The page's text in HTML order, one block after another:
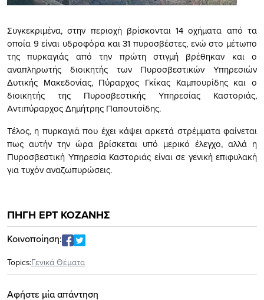
Συγκεκριμένα, στην περιοχή βρίσκονται 14 οχήματα από τα
οποία 9 είναι υδροφόρα και 31 πυροσβέστες, ενώ στο μέτωπο
της πυρκαγιάς από την πρώτη στιγμή βρέθηκαν και ο
αναπληρωτής διοικητής των Πυροσβεστικών Υπηρεσιών
Δυτικής Μακεδονίας, Πύραρχος Γκίκας Καμπουρίδης και ο
διοικητής της Πυροσβεστικής Υπηρεσίας Καστοριάς,
Αντιπύραρχος Δημήτρης Παπουτσίδης.
Τέλος, η πυρκαγιά που έχει κάψει αρκετά στρέμματα φαίνεται
πως αυτήν την ώρα βρίσκεται υπό μερικό έλεγχο, αλλά η
Πυροσβεστική Υπηρεσία Καστοριάς είναι σε γενική επιφυλακή
για τυχόν αναζωπυρώσεις.
ΠΗΓΗ ΕΡΤ ΚΟΖΑΝΗΣ
Κοινοποίηση:
Topics:Γενικά Θέματα
Αφήστε μία απάντηση